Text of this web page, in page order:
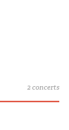
2 concerts